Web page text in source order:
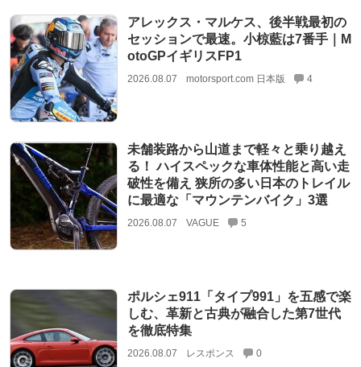
アレックス・マルケス、後半戦最初の
セッションで最速。小椋藍は7番手｜M
otoGPイギリスFP1
2026.08.07 motorsport.com 日本版 4
未舗装路から山道まで軽々と乗り越え
る！ ハイスペックな車体性能と高い走
破性を備え 狭所の多い日本のトレイル
に最適な「マウンテンバイク」3選
2026.08.07 VAGUE 5
ポルシェ911「タイプ991」を五感で楽
しむ、革新と古典が融合した第7世代
を徹底特集
2026.08.07 レスポンス 0